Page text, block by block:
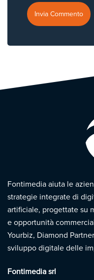
Fontimedia aiuta le
strategie integrate di
artificiale, progettate su
e opportunità
Yourbiz, Diamond
sviluppo digitale delle
Fontimedia srl